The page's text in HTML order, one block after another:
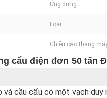
Ứng dụng:
Loại:
Chiều cao thang
cẩu điện đơn 50 tấn
và cầu cẩu có một vạch